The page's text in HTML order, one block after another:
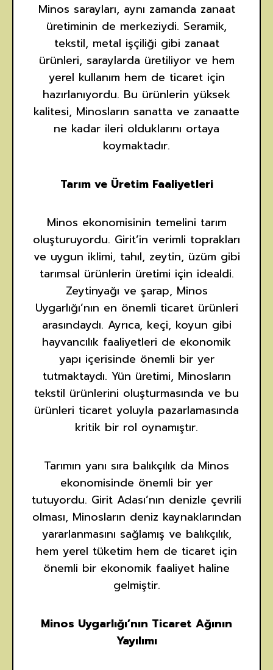
Minos sarayları, aynı zamanda zanaat
üretiminin de merkeziydi. Seramik,
tekstil, metal işçiliği gibi zanaat
ürünleri, saraylarda üretiliyor ve hem
yerel kullanım hem de ticaret için
hazırlanıyordu. Bu ürünlerin yüksek
kalitesi, Minosların sanatta ve zanaatte
ne kadar ileri olduklarını ortaya
koymaktadır.
Tarım ve Üretim Faaliyetleri
Minos ekonomisinin temelini tarım
oluşturuyordu. Girit’in verimli toprakları
ve uygun iklimi, tahıl, zeytin, üzüm gibi
tarımsal ürünlerin üretimi için idealdi.
Zeytinyağı ve şarap, Minos
Uygarlığı’nın en önemli ticaret ürünleri
arasındaydı. Ayrıca, keçi, koyun gibi
hayvancılık faaliyetleri de ekonomik
yapı içerisinde önemli bir yer
tutmaktaydı. Yün üretimi, Minosların
tekstil ürünlerini oluşturmasında ve bu
ürünleri ticaret yoluyla pazarlamasında
kritik bir rol oynamıştır.
Tarımın yanı sıra balıkçılık da Minos
ekonomisinde önemli bir yer
tutuyordu. Girit Adası’nın denizle çevrili
olması, Minosların deniz kaynaklarından
yararlanmasını sağlamış ve balıkçılık,
hem yerel tüketim hem de ticaret için
önemli bir ekonomik faaliyet haline
gelmiştir.
Minos Uygarlığı’nın Ticaret Ağının
Yayılımı